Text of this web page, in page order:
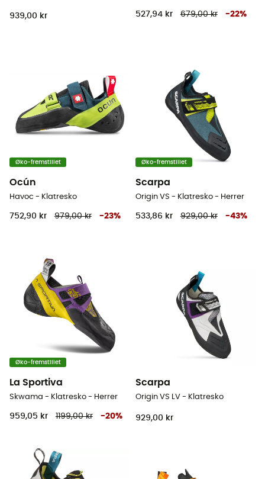
939,00 kr 527,94 kr 679,00 kr -22%
Øko-fremstillet
Ocún
Havoc - Klatresko
752,90 kr 979,00 kr -23%
Øko-fremstillet
Scarpa
Origin VS - Klatresko - Herrer
533,86 kr 929,00 kr -43%
Øko-fremstillet
La Sportiva
Skwama - Klatresko - Herrer
959,05 kr 1199,00 kr -20%
Scarpa
Origin VS LV - Klatresko
929,00 kr